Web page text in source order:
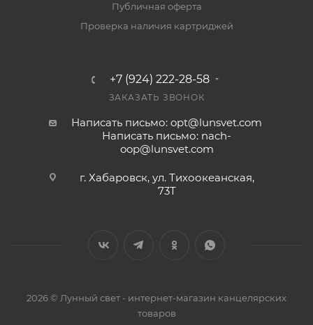
Публичная оферта
Проверка наличия картриджей
+7 (924) 222-28-58
ЗАКАЗАТЬ ЗВОНОК
Написать письмо: opt@lunsvet.com
Написать письмо: nach-
oop@lunsvet.com
г. Хабаровск, ул. Тихоокеанская,
73Т
2026 © Лунный свет - интернет-магазин канцелярских
товаров